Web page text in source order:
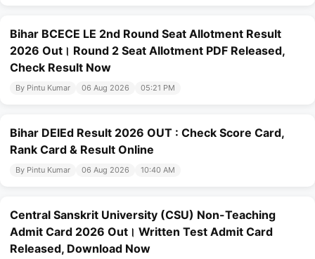
Bihar BCECE LE 2nd Round Seat Allotment Result
2026 Out। Round 2 Seat Allotment PDF Released,
Check Result Now
By Pintu Kumar 06 Aug 2026 05:21 PM
Bihar DElEd Result 2026 OUT : Check Score Card,
Rank Card & Result Online
By Pintu Kumar 06 Aug 2026 10:40 AM
Central Sanskrit University (CSU) Non-Teaching
Admit Card 2026 Out। Written Test Admit Card
Released, Download Now